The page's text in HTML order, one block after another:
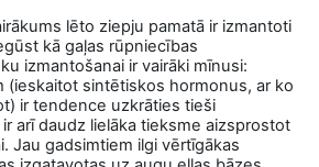
lēto ziepju pamatā ir izmantoti
kā gaļas rūpniecības
izmantošanai ir vairāki mīnusi:
(ieskaitot sintētiskos hormonus, ar ko
ir tendence uzkrāties tieši
arī daudz lielāka tieksme aizsprostot
Jau gadsimtiem ilgi vērtīgākas